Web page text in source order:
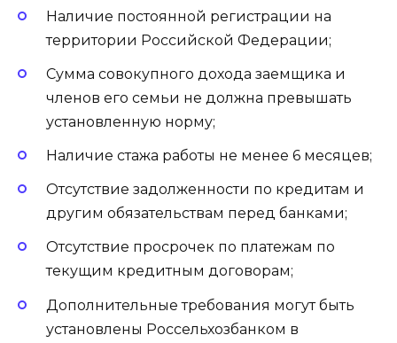
Наличие постоянной регистрации на
территории Российской Федерации;
Сумма совокупного дохода заемщика и
членов его семьи не должна превышать
установленную норму;
Наличие стажа работы не менее 6 месяцев;
Отсутствие задолженности по кредитам и
другим обязательствам перед банками;
Отсутствие просрочек по платежам по
текущим кредитным договорам;
Дополнительные требования могут быть
установлены Россельхозбанком в